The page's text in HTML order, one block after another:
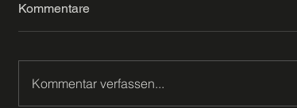
Kommentare
Kommentar verfassen...